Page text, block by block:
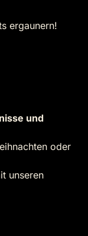
ergaunern!
und
oder
unseren